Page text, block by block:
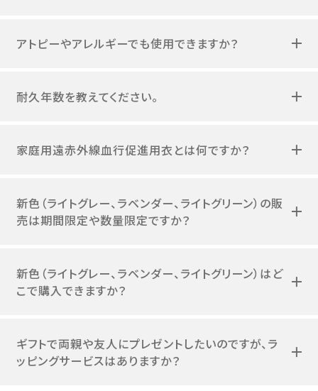
アトピーやアレルギーでも使用できますか？
耐久年数を教えてください。
家庭用遠赤外線血行促進用衣とは何ですか？
新色（ライトグレー、ラベンダー、ライトグリーン）の販
売は期間限定や数量限定ですか？
新色（ライトグレー、ラベンダー、ライトグリーン）はど
こで購入できますか？
ギフトで両親や友人にプレゼントしたいのですが、ラ
ッピングサービスはありますか？